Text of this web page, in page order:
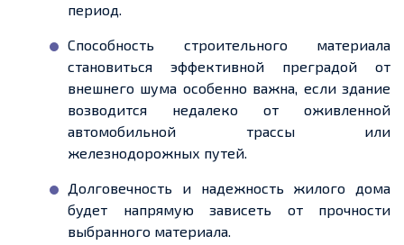
период.
Способность строительного материала
становиться эффективной преградой от
внешнего шума особенно важна, если здание
возводится недалеко от оживленной
автомобильной трассы или
железнодорожных путей.
Долговечность и надежность жилого дома
будет напрямую зависеть от прочности
выбранного материала.